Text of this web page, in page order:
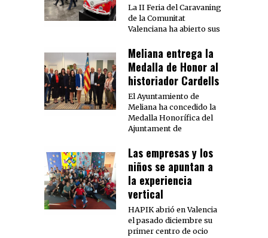
La II Feria del Caravaning
de la Comunitat
Valenciana ha abierto sus
Meliana entrega la
Medalla de Honor al
historiador Cardells
El Ayuntamiento de
Meliana ha concedido la
Medalla Honorífica del
Ajuntament de
Las empresas y los
niños se apuntan a
la experiencia
vertical
HAPIK abrió en Valencia
el pasado diciembre su
primer centro de ocio